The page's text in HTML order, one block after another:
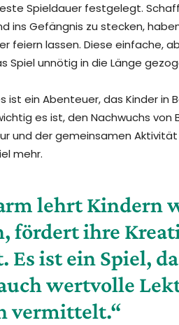
Spieldauer festgelegt.
ins Gefängnis zu stecken,
feiern lassen. Diese einfache,
Spiel unnötig in die Länge
ist ein Abenteuer, das Kinder in
es ist, den Nachwuchs von
und der gemeinsamen
mehr.
lehrt Kindern
fördert ihre
Es ist ein Spiel,
wertvolle
vermittelt.“